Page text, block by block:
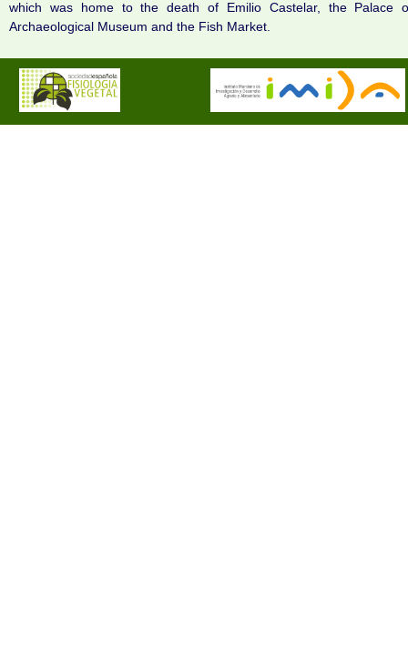
which was home to the death of Emilio Castelar, the Palace
Archaeological Museum and the Fish Market.